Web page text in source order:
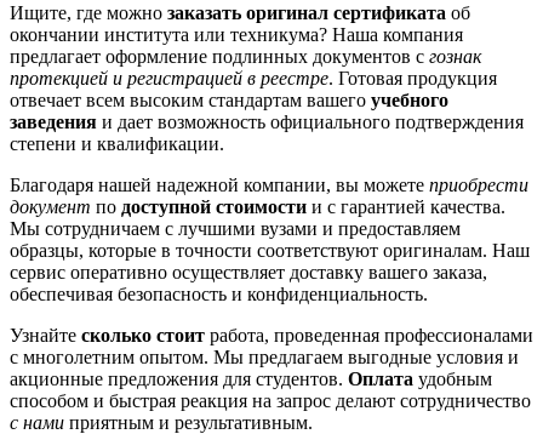
Ищите, где можно заказать оригинал сертификата об
окончании института или техникума? Наша компания
предлагает оформление подлинных документов с гознак
протекцией и регистрацией в реестре. Готовая продукция
отвечает всем высоким стандартам вашего учебного
заведения и дает возможность официального подтверждения
степени и квалификации.
Благодаря нашей надежной компании, вы можете приобрести
документ по доступной стоимости и с гарантией качества.
Мы сотрудничаем с лучшими вузами и предоставляем
образцы, которые в точности соответствуют оригиналам. Наш
сервис оперативно осуществляет доставку вашего заказа,
обеспечивая безопасность и конфиденциальность.
Узнайте сколько стоит работа, проведенная профессионалами
с многолетним опытом. Мы предлагаем выгодные условия и
акционные предложения для студентов. Оплата удобным
способом и быстрая реакция на запрос делают сотрудничество
с нами приятным и результативным.